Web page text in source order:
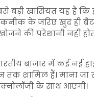
बड़ी खासियत यह है
के जरिए खुद ही
की परेशानी नहीं
बाजार में कई नई
तक शामिल हैं। माना जा
के साथ आएंगी।